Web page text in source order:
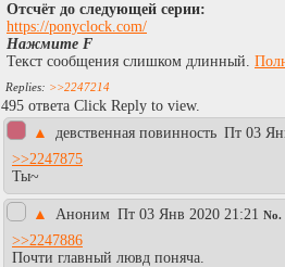
Отсчёт до следующей серии:
https://ponyclock.com/
Нажмите F
Текст сообщения слишком длинный.
>>2247214
495 ответа Click Reply to view.
▲
девственная повинность Пт 03
>>2247875
Ты~
▲ Аноним Пт 03 Янв 2020 21:21 No.
>>2247886
Почти главный лювд поняча.